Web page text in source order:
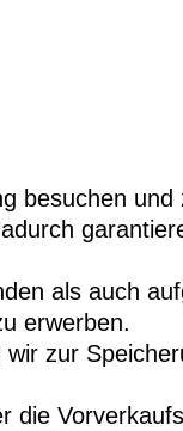
besuchen
als auch
erwerben.
zur
die